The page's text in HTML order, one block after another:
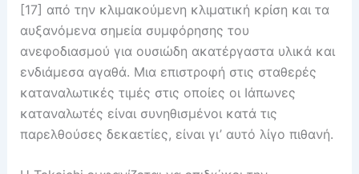
[17] από την κλιμακούμενη κλιματική κρίση και τα
αυξανόμενα σημεία συμφόρησης του
ανεφοδιασμού για ουσιώδη ακατέργαστα υλικά και
ενδιάμεσα αγαθά. Μια επιστροφή στις σταθερές
καταναλωτικές τιμές στις οποίες οι Ιάπωνες
καταναλωτές είναι συνηθισμένοι κατά τις
παρελθούσες δεκαετίες, είναι γι’ αυτό λίγο πιθανή.